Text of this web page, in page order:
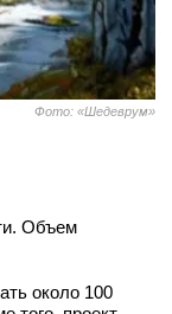
Фото: «Шедеврум»
Объем
около 100